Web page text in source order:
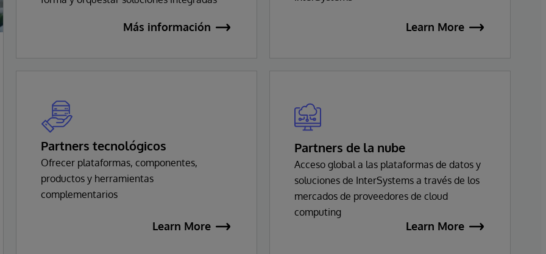
Más información Learn More
Partners tecnológicos
Ofrecer plataformas, componentes,
productos y herramientas
complementarios
Learn More
Partners de la nube
Acceso global a las plataformas de datos y
soluciones de InterSystems a través de los
mercados de proveedores de cloud
computing
Learn More